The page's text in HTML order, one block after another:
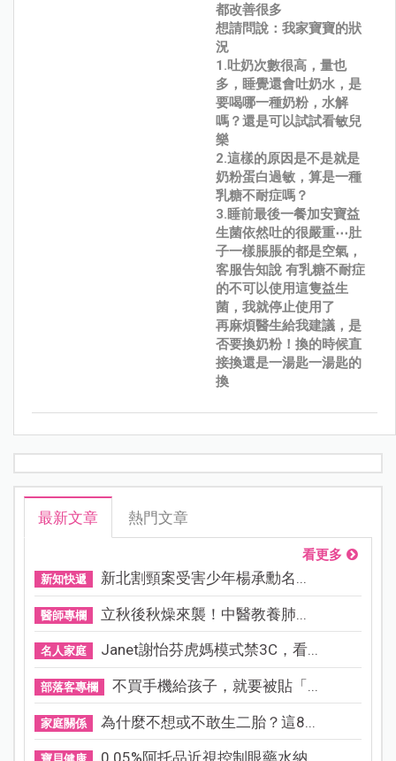
都改善很多
想請問說：我家寶寶的狀
況
1.吐奶次數很高，量也
多，睡覺還會吐奶水，是
要喝哪一種奶粉，水解
嗎？還是可以試試看敏兒
樂
2.這樣的原因是不是就是
奶粉蛋白過敏，算是一種
乳糖不耐症嗎？
3.睡前最後一餐加安寶益
生菌依然吐的很嚴重⋯肚
子一樣脹脹的都是空氣，
客服告知說 有乳糖不耐症
的不可以使用這隻益生
菌，我就停止使用了
再麻煩醫生給我建議，是
否要換奶粉！換的時候直
接換還是一湯匙一湯匙的
換
最新文章 熱門文章
看更多
新知快遞 新北割頸案受害少年楊承勳名...
醫師專欄 立秋後秋燥來襲！中醫教養肺...
名人家庭 Janet謝怡芬虎媽模式禁3C，看...
部落客專欄 不買手機給孩子，就要被貼「...
家庭關係 為什麼不想或不敢生二胎？這8...